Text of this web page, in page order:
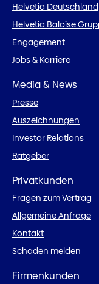
Helvetia Deutschland
Helvetia Baloise
Engagement
Jobs & Karriere
Media & News
Presse
Auszeichnungen
Investor Relations
Ratgeber
Privatkunden
Fragen zum Vertrag
Allgemeine Anfrage
Kontakt
Schaden melden
Firmenkunden